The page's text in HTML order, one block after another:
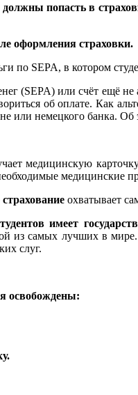
должны попасть в
оформления страховки.
по SEPA, в котором
(SEPA) или счёт ещё
об оплате. Как
или немецкого банка.
медицинскую
медицинские
охватывает
имеет
из самых лучших в
слуг.
освобождены: